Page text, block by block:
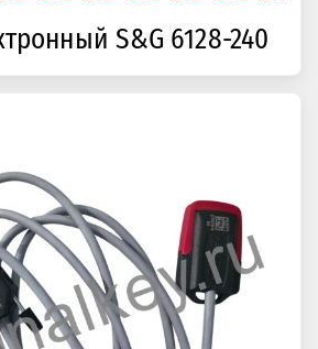
S&G 6128-240